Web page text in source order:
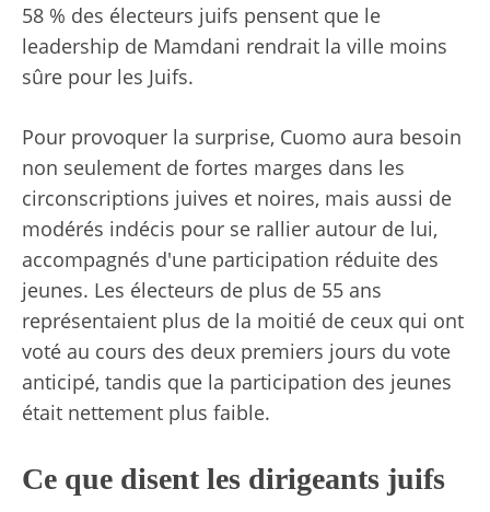
58 % des électeurs juifs pensent que le
leadership de Mamdani rendrait la ville moins
sûre pour les Juifs.
Pour provoquer la surprise, Cuomo aura besoin
non seulement de fortes marges dans les
circonscriptions juives et noires, mais aussi de
modérés indécis pour se rallier autour de lui,
accompagnés d'une participation réduite des
jeunes. Les électeurs de plus de 55 ans
représentaient plus de la moitié de ceux qui ont
voté au cours des deux premiers jours du vote
anticipé, tandis que la participation des jeunes
était nettement plus faible.
Ce que disent les dirigeants juifs